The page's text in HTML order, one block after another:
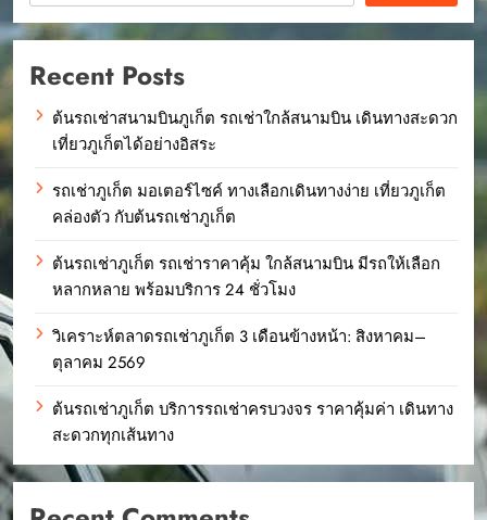
Recent Posts
ต้นรถเช่าสนามบินภูเก็ต รถเช่าใกล้สนามบิน เดินทางสะดวก
เที่ยวภูเก็ตได้อย่างอิสระ
รถเช่าภูเก็ต มอเตอร์ไซค์ ทางเลือกเดินทางง่าย เที่ยวภูเก็ต
คล่องตัว กับต้นรถเช่าภูเก็ต
ต้นรถเช่าภูเก็ต รถเช่าราคาคุ้ม ใกล้สนามบิน มีรถให้เลือก
หลากหลาย พร้อมบริการ 24 ชั่วโมง
วิเคราะห์ตลาดรถเช่าภูเก็ต 3 เดือนข้างหน้า: สิงหาคม–
ตุลาคม 2569
ต้นรถเช่าภูเก็ต บริการรถเช่าครบวงจร ราคาคุ้มค่า เดินทาง
สะดวกทุกเส้นทาง